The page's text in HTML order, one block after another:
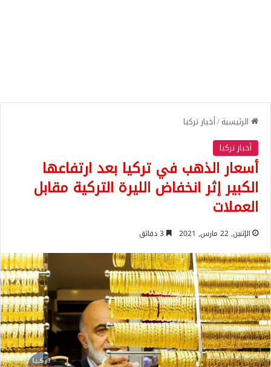
الرئيسية/أخبار تركيا
أخبار تركيا
أسعار الذهب في تركيا بعد ارتفاعها
الكبير إثر انخفاض الليرة التركية مقابل
العملات
الإثنين, 22 مارس, 2021